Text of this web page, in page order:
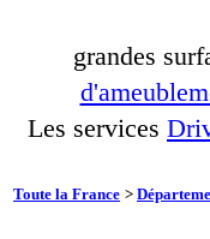
grandes
Les services
Toute la France >